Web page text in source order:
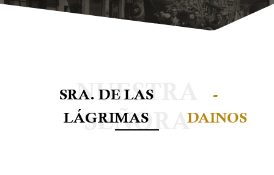
SRA. DE LAS
LÁGRIMAS
-
DAINOS